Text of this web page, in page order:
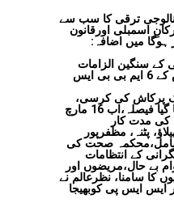
ترقی کا سب سے
اسمبلی اورقانون
ہوگا میں اضافہ:
کے سنگین الزامات
معاملے میںآئی جی آئی ایم ایس کے 6 ایم بی بی ایس
پرکاش کی کرسی،
بہار حکومت کی سفارش پر لیا گیا فیصلہ،اب 16 مارچ
پھیلاؤ، پٹنہ، مظفرپور
شامل،محکمہ صحت کی
کے انتظامات
بے حال،مریضوں اور
کا سامنا، نظرعالم نے
ایس ایس پی کوبھیجا